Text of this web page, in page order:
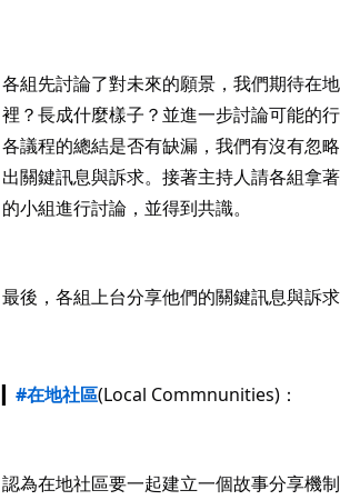
各組先討論了對未來的願景，我們期待在
裡？長成什麼樣子？並進一步討論可能的
各議程的總結是否有缺漏，我們有沒有忽
出關鍵訊息與訴求。接著主持人請各組拿
的小組進行討論，並得到共識。
最後，各組上台分享他們的關鍵訊息與訴求
#在地社區(Local Commnunities)：
認為在地社區要一起建立一個故事分享機